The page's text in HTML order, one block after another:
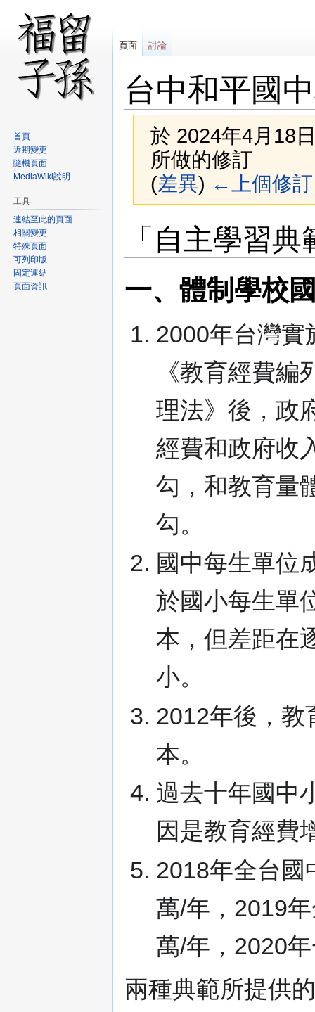
台中和平國
於 2024年4月18
所做的修訂
(差異) ←上個修訂
「自主學習
一、體制學校
2000年台灣實
《教育經費編
理法》後，政
經費和政府收
勾，和教育量
勾。
國中每生單位
於國小每生單
本，但差距在
小。
2012年後，教
本。
過去十年國中
因是教育經費
2018年全台國
萬/年，2019
萬/年，2020
兩種典範所提供
頁面 討論
首頁
近期變更
隨機頁面
MediaWiki說明
工具
連結至此的頁面
相關變更
特殊頁面
可列印版
固定連結
頁面資訊